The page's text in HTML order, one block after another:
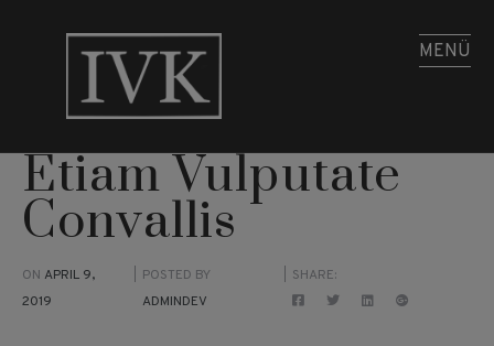
MENÜ
Etiam Vulputate
Convallis
ON APRIL 9,
2019
POSTED BY
ADMINDEV
SHARE: